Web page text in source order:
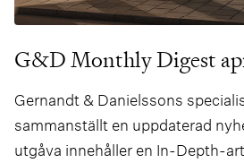
G&D Monthly Digest
Gernandt & Danielssons
sammanställt en uppdaterad
utgåva innehåller en In-Depth-